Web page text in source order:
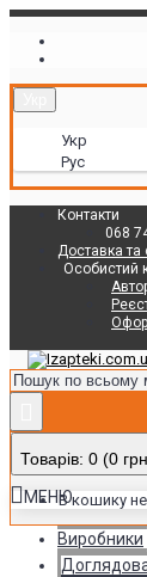
Укр
Рус
Контакти
068
Доставка та
Особистий
Товарів: 0 (0
В кошику
МЕНЮ
Виробники